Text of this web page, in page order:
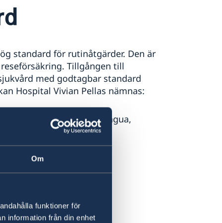
Om
funktioner för
information från din enhet
standard för rutinåtgärder. Den är
Tillgången till
med godtagbar standard
Hospital Vivian Pellas nämnas:
200 mts al oeste. Managua,
i